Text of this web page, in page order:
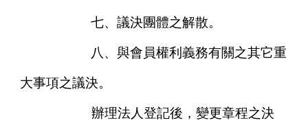
七、議決團體之解散。
八、與會員權利義務有關之其它重
大事項之議決。
辦理法人登記後，變更章程之決